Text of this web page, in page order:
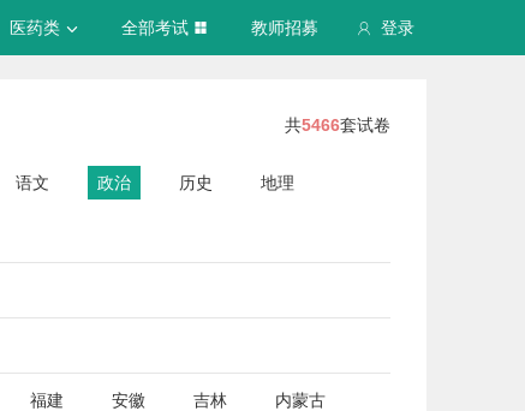
登录
医药类 全部考试 教师招募
共5466套试卷
语文 政治 历史 地理
福建 安徽 吉林 内蒙古